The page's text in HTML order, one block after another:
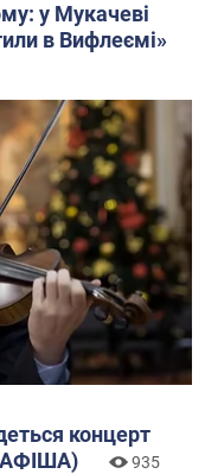
у Мукачеві
в Вифлеємі»
концерт
(АФІША)
935